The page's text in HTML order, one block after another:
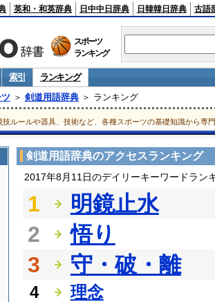
英和・和英辞典 日中中日辞典 日韓韓日辞典 古語
スポーツ
ランキング
索引
ランキング
＞ 剣道用語辞典＞ ランキング
技ルールや器具、技術など、各種スポーツの基礎知識から専
剣道用語辞典のアクセスランキング
2017年8月11日のデイリーキーワードラン
1
明鏡止水
2
悟り
3
守・破・離
4
理念